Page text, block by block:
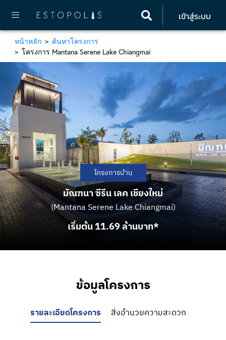
เข้าสู่ระบบ
หน้าหลัก
ค้นหาโครงการ
โครงการ Mantana Serene Lake Chiangmai
โครงการบ้าน
มัณฑนา ซีรีน เลค เชียงใหม่
(Mantana Serene Lake Chiangmai)
เริ่มต้น 11.69 ล้านบาท*
ข้อมูลโครงการ
รายละเอียดโครงการ สิ่งอำนวยความสะดวก